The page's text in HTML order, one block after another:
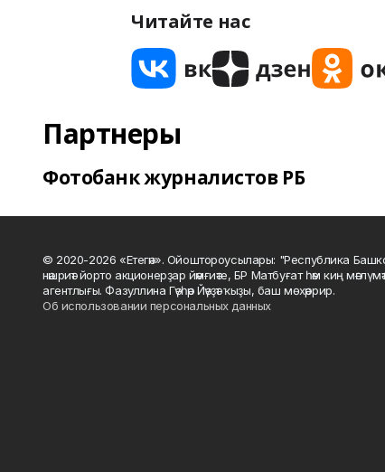
Читайте нас
Партнеры
Фотобанк журналистов РБ
© 2020-2026 «Етегән». Ойоштороусылары: "Республика
нәшриәт йорто акционерҙар йәмғиәте, БР Матбуғат һәм киң
агентлығы. Фазуллина Гәүһәр Йәүҙәт ҡыҙы, баш мөхәррир.
Об использовании персональных данных